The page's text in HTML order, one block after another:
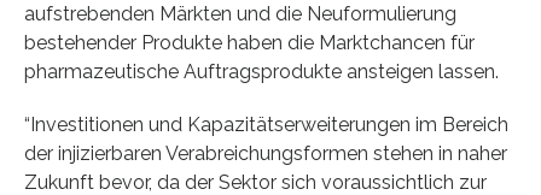
aufstrebenden Märkten und die Neuformulierung
bestehender Produkte haben die Marktchancen für
pharmazeutische Auftragsprodukte ansteigen lassen.
“Investitionen und Kapazitätserweiterungen im Bereich
der injizierbaren Verabreichungsformen stehen in naher
Zukunft bevor, da der Sektor sich voraussichtlich zur